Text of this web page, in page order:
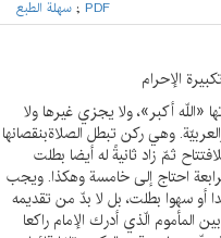
سهلة الطبع ; PDF
الإحرام
«اللّه أكبر»، ولا يجزي غيرها ولا
وهي ركن تبطل الصلاةبنقصانها
ثمّ زاد ثانيةً له أيضا بطلت
برابعة احتاج إلى خامسة وهكذا. ويجب
أو سهوا بطلت، بل لا بدّ من تقديمه
الّذي أدرك الإمام راكعا